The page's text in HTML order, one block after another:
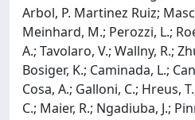
Arbol, P. Martinez Ruiz;
Meinhard, M.; Perozzi, L.;
A.; Tavolaro, V.; Wallny, R.;
Bosiger, K.; Caminada, L.;
Cosa, A.; Galloni, C.; Hreus,
C.; Maier, R.; Ngadiuba, J.;